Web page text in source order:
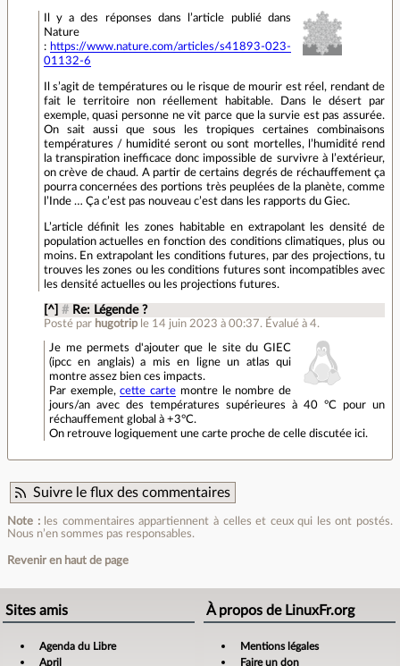
Il y a des réponses dans l’article publié dans
Nature
: https://www.nature.com/articles/s41893-023-
01132-6
Il s’agit de températures ou le risque de mourir est réel, rendant de
fait le territoire non réellement habitable. Dans le désert par
exemple, quasi personne ne vit parce que la survie est pas assurée.
On sait aussi que sous les tropiques certaines combinaisons
températures / humidité seront ou sont mortelles, l’humidité rend
la transpiration inefficace donc impossible de survivre à l’extérieur,
on crève de chaud. A partir de certains degrés de réchauffement ça
pourra concernées des portions très peuplées de la planète, comme
l’Inde … Ça c’est pas nouveau c’est dans les rapports du Giec.
L’article définit les zones habitable en extrapolant les densité de
population actuelles en fonction des conditions climatiques, plus ou
moins. En extrapolant les conditions futures, par des projections, tu
trouves les zones ou les conditions futures sont incompatibles avec
les densité actuelles ou les projections futures.
[^] # Re: Légende ?
Posté par hugotrip le 14 juin 2023 à 00:37. Évalué à 4.
Je me permets d'ajouter que le site du GIEC
(ipcc en anglais) a mis en ligne un atlas qui
montre assez bien ces impacts.
Par exemple,cette carte montre le nombre de
jours/an avec des températures supérieures à 40 °C pour un
réchauffement global à +3°C.
On retrouve logiquement une carte proche de celle discutée ici.
Suivre le flux des commentaires
Note :les commentaires appartiennent à celles et ceux qui les ont postés.
Nous n’en sommes pas responsables.
Revenir en haut de page
Sites amis
Agenda du Libre
April
À propos de LinuxFr.org
Mentions légales
Faire un don